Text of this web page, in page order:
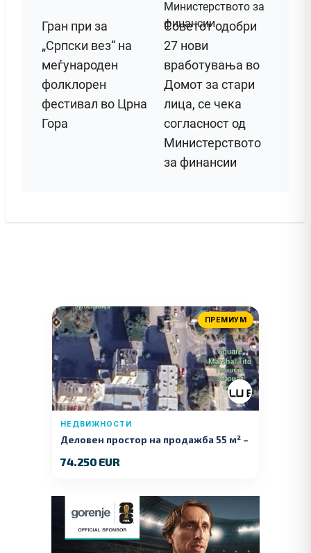
Гран при за
„Српски вез“ на
меѓународен
фолклорен
фестивал во Црна
Гора
Советот одобри
27 нови
вработувања во
Домот за стари
лица, се чека
согласност од
Министерството
за финансии
ПРЕМИУМ
НЕДВИЖНОСТИ
Деловен простор на продажба 55 м² –
74.250 EUR